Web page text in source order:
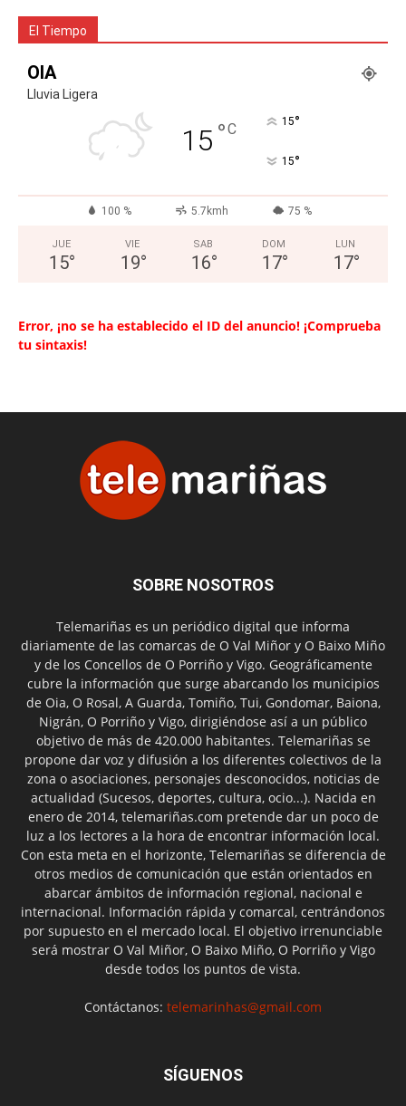
El Tiempo
OIA
Lluvia Ligera
15 °C 15°
15°
100 % 5.7kmh 75 %
JUE
15°
VIE
19°
SAB
16°
DOM
17°
LUN
17°
Error, ¡no se ha establecido el ID del anuncio! ¡Comprueba
tu sintaxis!
SOBRE NOSOTROS
Telemariñas es un periódico digital que informa
diariamente de las comarcas de O Val Miñor y O Baixo Miño
y de los Concellos de O Porriño y Vigo. Geográficamente
cubre la información que surge abarcando los municipios
de Oia, O Rosal, A Guarda, Tomiño, Tui, Gondomar, Baiona,
Nigrán, O Porriño y Vigo, dirigiéndose así a un público
objetivo de más de 420.000 habitantes. Telemariñas se
propone dar voz y difusión a los diferentes colectivos de la
zona o asociaciones, personajes desconocidos, noticias de
actualidad (Sucesos, deportes, cultura, ocio...). Nacida en
enero de 2014, telemariñas.com pretende dar un poco de
luz a los lectores a la hora de encontrar información local.
Con esta meta en el horizonte, Telemariñas se diferencia de
otros medios de comunicación que están orientados en
abarcar ámbitos de información regional, nacional e
internacional. Información rápida y comarcal, centrándonos
por supuesto en el mercado local. El objetivo irrenunciable
será mostrar O Val Miñor, O Baixo Miño, O Porriño y Vigo
desde todos los puntos de vista.
Contáctanos: telemarinhas@gmail.com
SÍGUENOS